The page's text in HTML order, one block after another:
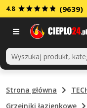
4.8 (9639)
Strona główna
Grzejniki łazienkowe